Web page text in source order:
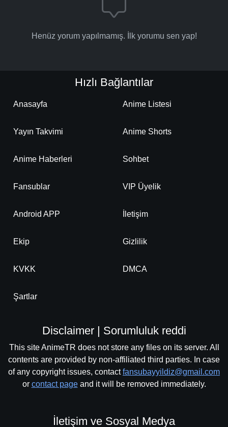
Henüz yorum yapılmamış. İlk yorumu sen yap!
Hızlı Bağlantılar
Anasayfa Anime Listesi
Yayın Takvimi Anime Shorts
Anime Haberleri Sohbet
Fansublar VIP Üyelik
Android APP İletişim
Ekip Gizlilik
KVKK DMCA
Şartlar
Disclaimer | Sorumluluk reddi
This site AnimeTR does not store any files on its server. All
contents are provided by non-affiliated third parties. In case
of any copyright issues, contactfansubayyildiz@gmail.com
or contact pageand it will be removed immediately.
İletişim ve Sosyal Medya